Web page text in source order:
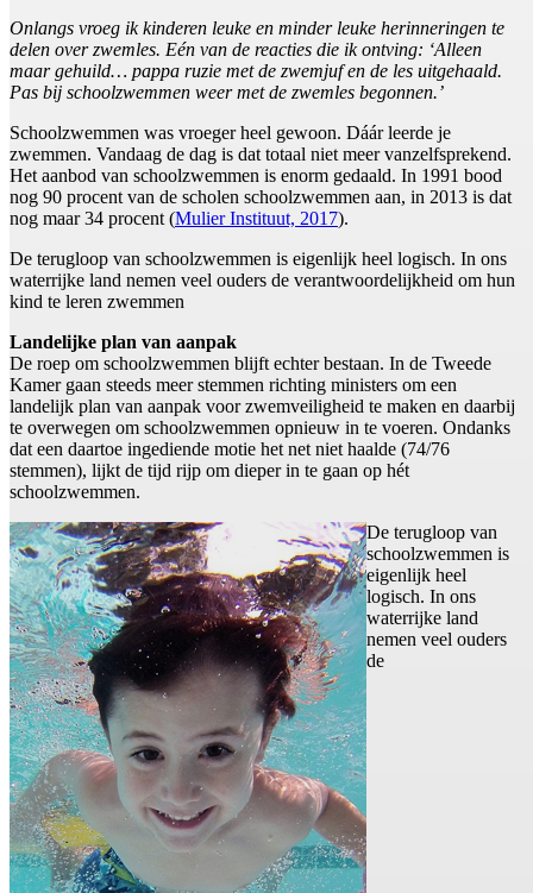
Onlangs vroeg ik kinderen leuke en minder leuke herinneringen te
delen over zwemles. Eén van de reacties die ik ontving: ‘Alleen
maar gehuild… pappa ruzie met de zwemjuf en de les uitgehaald.
Pas bij schoolzwemmen weer met de zwemles begonnen.’
Schoolzwemmen was vroeger heel gewoon. Dáár leerde je
zwemmen. Vandaag de dag is dat totaal niet meer vanzelfsprekend.
Het aanbod van schoolzwemmen is enorm gedaald. In 1991 bood
nog 90 procent van de scholen schoolzwemmen aan, in 2013 is dat
nog maar 34 procent (Mulier Instituut, 2017).
De terugloop van schoolzwemmen is eigenlijk heel logisch. In ons
waterrijke land nemen veel ouders de verantwoordelijkheid om hun
kind te leren zwemmen
Landelijke plan van aanpak
De roep om schoolzwemmen blijft echter bestaan. In de Tweede
Kamer gaan steeds meer stemmen richting ministers om een
landelijk plan van aanpak voor zwemveiligheid te maken en daarbij
te overwegen om schoolzwemmen opnieuw in te voeren. Ondanks
dat een daartoe ingediende motie het net niet haalde (74/76
stemmen), lijkt de tijd rijp om dieper in te gaan op hét
schoolzwemmen.
De terugloop van
schoolzwemmen is
eigenlijk heel
logisch. In ons
waterrijke land
nemen veel ouders
de